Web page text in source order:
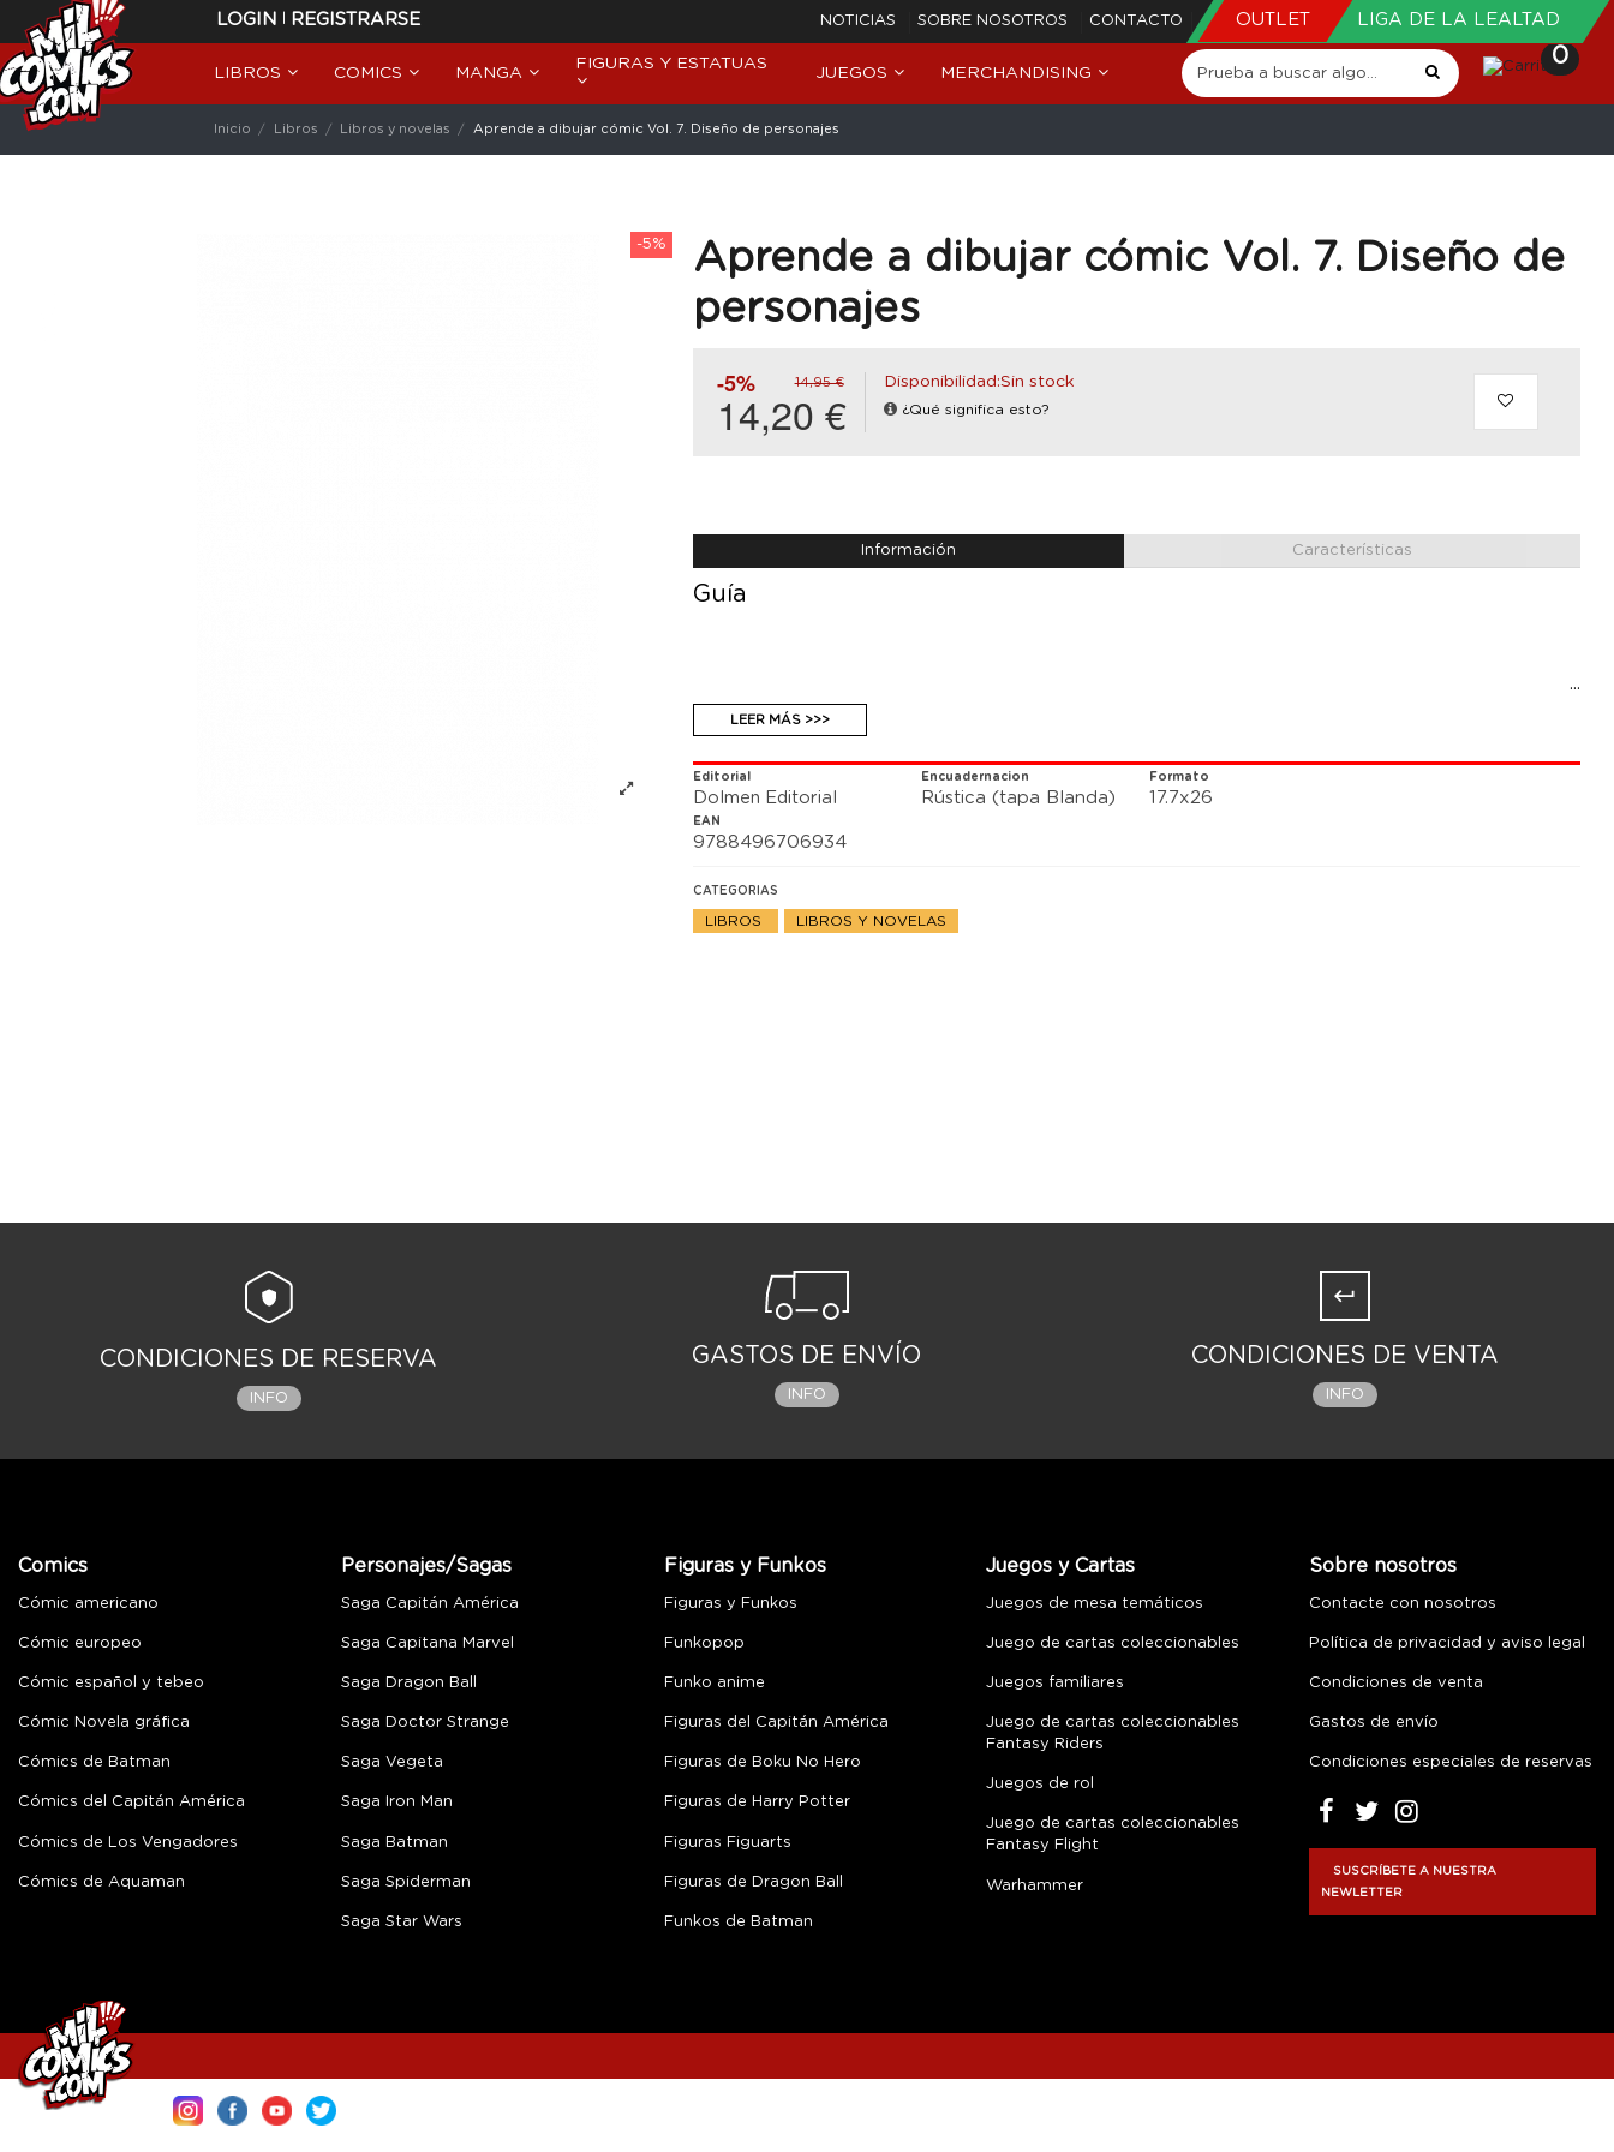
LOGIN | REGISTRARSE NOTICIAS SOBRE NOSOTROS CONTACTO OUTLET LIGA DE LA LEALTAD
LIBROS COMICS MANGA
FIGURAS Y ESTATUAS
JUEGOS MERCHANDISING
0
Inicio Libros Libros y novelas Aprende a dibujar cómic Vol. 7. Diseño de personajes
-5%
Aprende a dibujar cómic Vol. 7. Diseño de
personajes
-5% 14,95 €
14,20 €
Disponibilidad:Sin stock
¿Qué significa esto?
Información Características
Guía
LEER MÁS >>>
Editorial
Dolmen Editorial
Encuadernacion
Rústica (tapa Blanda)
Formato
17.7x26
EAN
9788496706934
CATEGORIAS
LIBROS LIBROS Y NOVELAS
CONDICIONES DE RESERVA
INFO
GASTOS DE ENVÍO
INFO
CONDICIONES DE VENTA
INFO
Comics
Cómic americano
Cómic europeo
Cómic español y tebeo
Cómic Novela gráfica
Cómics de Batman
Cómics del Capitán América
Cómics de Los Vengadores
Cómics de Aquaman
Personajes/Sagas
Saga Capitán América
Saga Capitana Marvel
Saga Dragon Ball
Saga Doctor Strange
Saga Vegeta
Saga Iron Man
Saga Batman
Saga Spiderman
Saga Star Wars
Figuras y Funkos
Figuras y Funkos
Funkopop
Funko anime
Figuras del Capitán América
Figuras de Boku No Hero
Figuras de Harry Potter
Figuras Figuarts
Figuras de Dragon Ball
Funkos de Batman
Juegos y Cartas
Juegos de mesa temáticos
Juego de cartas coleccionables
Juegos familiares
Juego de cartas coleccionables
Fantasy Riders
Juegos de rol
Juego de cartas coleccionables
Fantasy Flight
Warhammer
Sobre nosotros
Contacte con nosotros
Política de privacidad y aviso legal
Condiciones de venta
Gastos de envío
Condiciones especiales de reservas
SUSCRÍBETE A NUESTRA
NEWLETTER